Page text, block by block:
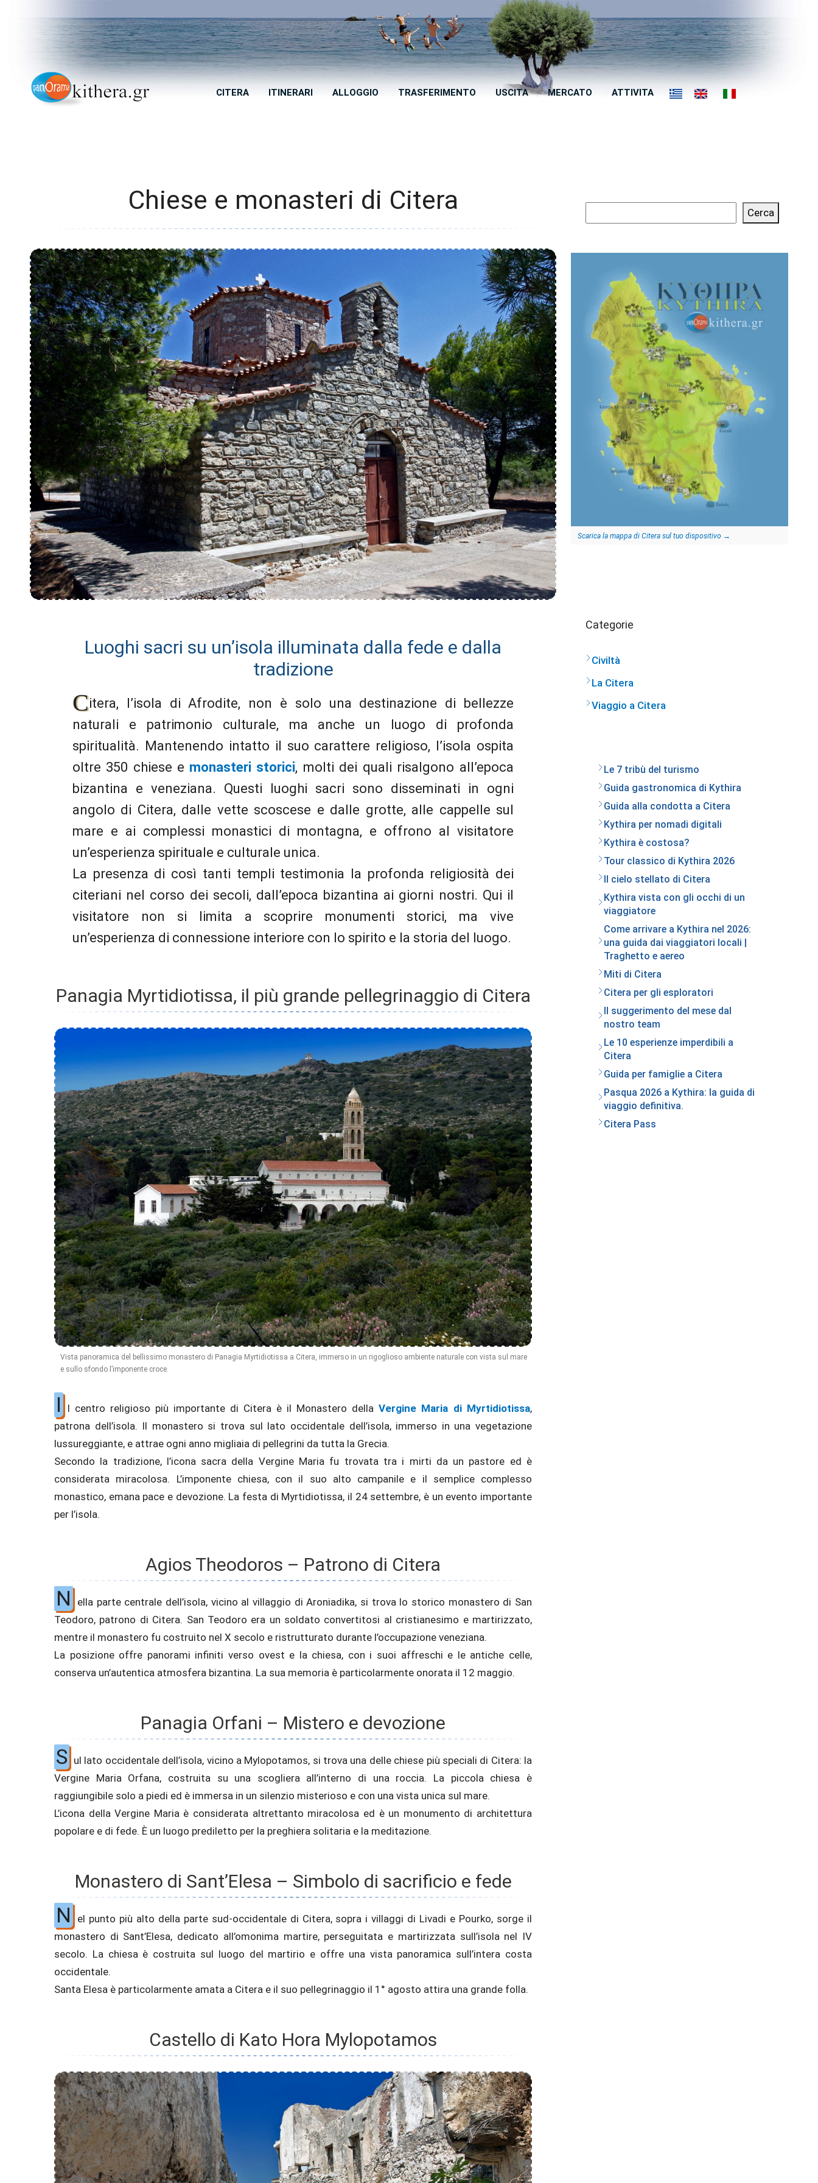
CITERA ITINERARI ALLOGGIO TRASFERIMENTO USCITA MERCATO ATTIVITA
Chiese e monasteri di Citera
Luoghi sacri su un’isola illuminata dalla fede e dalla
tradizione
Citera, l’isola di Afrodite, non è solo una destinazione di bellezze
naturali e patrimonio culturale, ma anche un luogo di profonda
spiritualità. Mantenendo intatto il suo carattere religioso, l’isola ospita
oltre 350 chiese e monasteri storici, molti dei quali risalgono all’epoca
bizantina e veneziana. Questi luoghi sacri sono disseminati in ogni
angolo di Citera, dalle vette scoscese e dalle grotte, alle cappelle sul
mare e ai complessi monastici di montagna, e offrono al visitatore
un’esperienza spirituale e culturale unica.
La presenza di così tanti templi testimonia la profonda religiosità dei
citeriani nel corso dei secoli, dall’epoca bizantina ai giorni nostri. Qui il
visitatore non si limita a scoprire monumenti storici, ma vive
un’esperienza di connessione interiore con lo spirito e la storia del luogo.
Panagia Myrtidiotissa, il più grande pellegrinaggio di Citera
Vista panoramica del bellissimo monastero di Panagia Myrtidiotissa a Citera, immerso in un rigoglioso ambiente naturale con vista sul mare
e sullo sfondo l’imponente croce.
I l centro religioso più importante di Citera è il Monastero della Vergine Maria di Myrtidiotissa,
patrona dell’isola. Il monastero si trova sul lato occidentale dell’isola, immerso in una vegetazione
lussureggiante, e attrae ogni anno migliaia di pellegrini da tutta la Grecia.
Secondo la tradizione, l’icona sacra della Vergine Maria fu trovata tra i mirti da un pastore ed è
considerata miracolosa. L’imponente chiesa, con il suo alto campanile e il semplice complesso
monastico, emana pace e devozione. La festa di Myrtidiotissa, il 24 settembre, è un evento importante
per l’isola.
Agios Theodoros – Patrono di Citera
N
ella parte centrale dell’isola, vicino al villaggio di Aroniadika, si trova lo storico monastero di San
Teodoro, patrono di Citera. San Teodoro era un soldato convertitosi al cristianesimo e martirizzato,
mentre il monastero fu costruito nel X secolo e ristrutturato durante l’occupazione veneziana.
La posizione offre panorami infiniti verso ovest e la chiesa, con i suoi affreschi e le antiche celle,
conserva un’autentica atmosfera bizantina. La sua memoria è particolarmente onorata il 12 maggio.
Panagia Orfani – Mistero e devozione
S ul lato occidentale dell’isola, vicino a Mylopotamos, si trova una delle chiese più speciali di Citera: la
Vergine Maria Orfana, costruita su una scogliera all’interno di una roccia. La piccola chiesa è
raggiungibile solo a piedi ed è immersa in un silenzio misterioso e con una vista unica sul mare.
L’icona della Vergine Maria è considerata altrettanto miracolosa ed è un monumento di architettura
popolare e di fede. È un luogo prediletto per la preghiera solitaria e la meditazione.
Monastero di Sant’Elesa – Simbolo di sacrificio e fede
N
el punto più alto della parte sud-occidentale di Citera, sopra i villaggi di Livadi e Pourko, sorge il
monastero di Sant’Elesa, dedicato all’omonima martire, perseguitata e martirizzata sull’isola nel IV
secolo. La chiesa è costruita sul luogo del martirio e offre una vista panoramica sull’intera costa
occidentale.
Santa Elesa è particolarmente amata a Citera e il suo pellegrinaggio il 1° agosto attira una grande folla.
Castello di Kato Hora Mylopotamos
Cerca
Scarica la mappa di Citera sul tuo dispositivo →
Categorie
Civiltà
La Citera
Viaggio a Citera
Le 7 tribù del turismo
Guida gastronomica di Kythira
Guida alla condotta a Citera
Kythira per nomadi digitali
Kythira è costosa?
Tour classico di Kythira 2026
Il cielo stellato di Citera
Kythira vista con gli occhi di un
viaggiatore
Come arrivare a Kythira nel 2026:
una guida dai viaggiatori locali |
Traghetto e aereo
Miti di Citera
Citera per gli esploratori
Il suggerimento del mese dal
nostro team
Le 10 esperienze imperdibili a
Citera
Guida per famiglie a Citera
Pasqua 2026 a Kythira: la guida di
viaggio definitiva.
Citera Pass